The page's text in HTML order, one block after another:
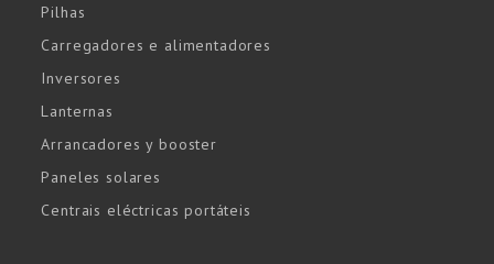
Pilhas
Carregadores e alimentadores
Inversores
Lanternas
Arrancadores y booster
Paneles solares
Centrais eléctricas portáteis